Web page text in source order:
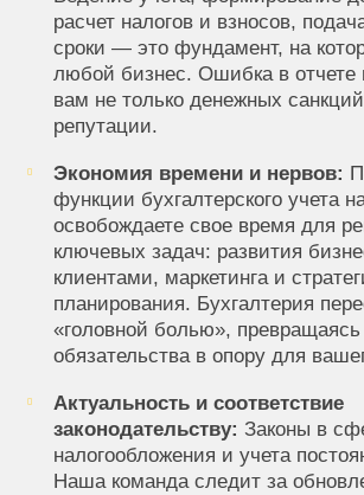
расчет налогов и взносов,
сроки — это фундамент, на
любой бизнес. Ошибка в отчете
вам не только денежных
репутации.
Экономия времени и нервов:
функции бухгалтерского учета
освобождаете свое время для
ключевых задач: развития
клиентами, маркетинга и
планирования. Бухгалтерия
«головной болью», превращаясь
обязательства в опору для
Актуальность и соответствие
законодательству: Законы в
налогообложения и учета
Наша команда следит за